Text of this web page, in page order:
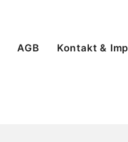
AGB Kontakt &